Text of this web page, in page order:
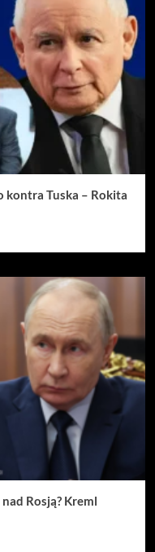
kontra Tuska – Rokita
Rosją? Kreml